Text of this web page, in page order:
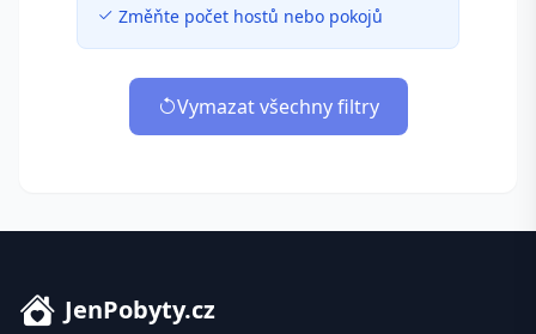
Změňte počet hostů nebo pokojů
Vymazat všechny filtry
JenPobyty.cz